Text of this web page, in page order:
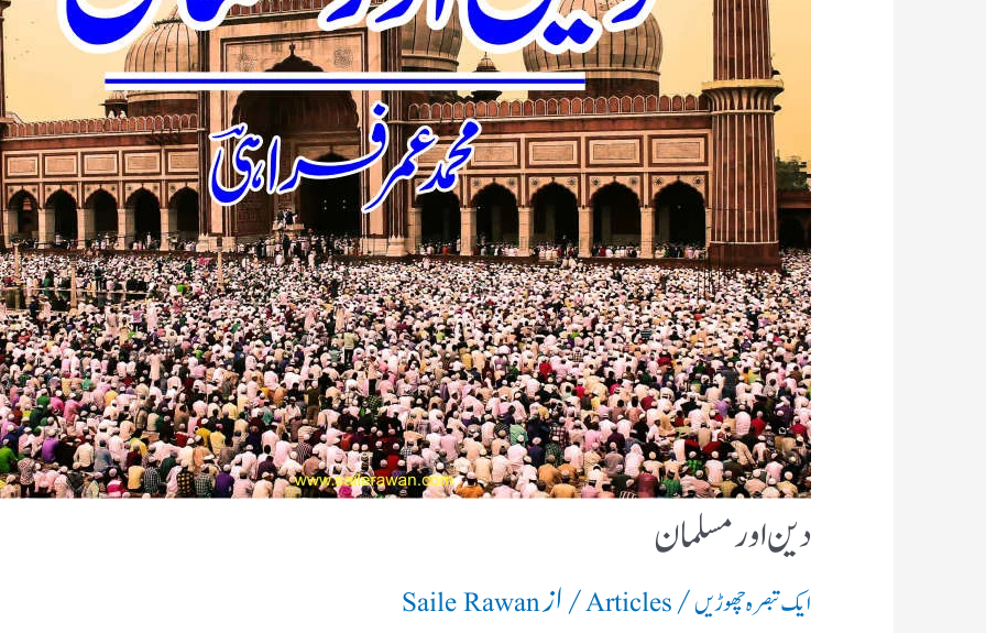
دین اور مسلمان
ایک تبصرہ چھوڑیں/
Articles/ ازSaile Rawan